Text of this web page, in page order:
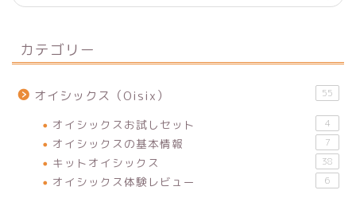
カテゴリー
オイシックス（Oisix） 55
オイシックスお試しセット 4
オイシックスの基本情報 7
キットオイシックス 38
オイシックス体験レビュー 6